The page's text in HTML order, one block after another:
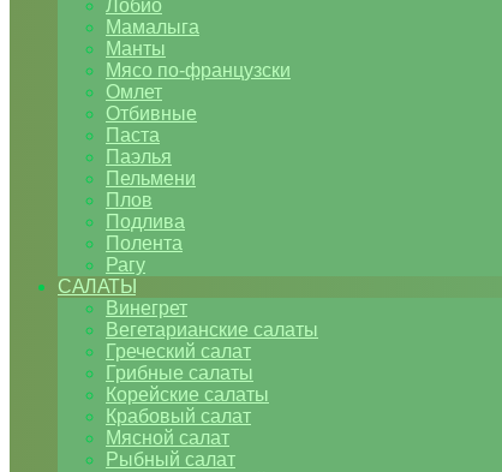
Лобио
Мамалыга
Манты
Мясо по-французски
Омлет
Отбивные
Паста
Паэлья
Пельмени
Плов
Подлива
Полента
Рагу
САЛАТЫ
Винегрет
Вегетарианские салаты
Греческий салат
Грибные салаты
Корейские салаты
Крабовый салат
Мясной салат
Рыбный салат